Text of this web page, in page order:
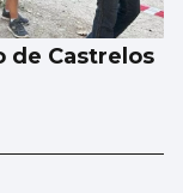
de Castrelos